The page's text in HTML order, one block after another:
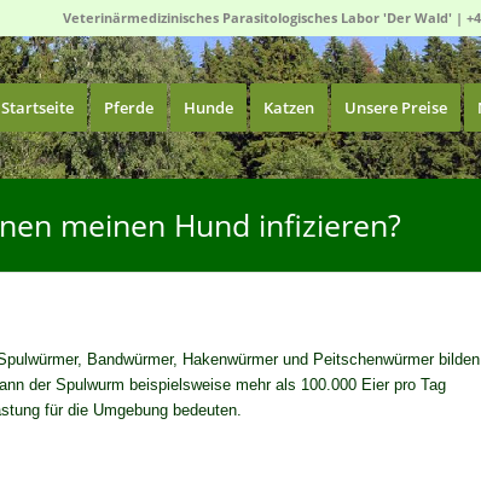
Veterinärmedizinisches Parasitologisches Labor 'Der Wald' |
Startseite Pferde Hunde Katzen Unsere Preise
meinen Hund infizieren?
Bandwürmer, Hakenwürmer und Peitschenwürmer
der Spulwurm beispielsweise mehr als 100.000 Eier pro Tag
für die Umgebung bedeuten.